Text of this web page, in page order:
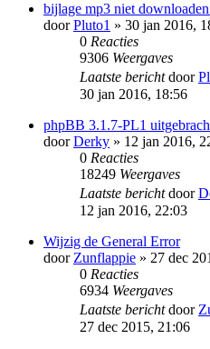
bijlage mp3 niet
doorPluto1 » 30 jan 2016,
0 Reacties
9306 Weergaves
Laatste berichtdoor
30 jan 2016, 18:56
phpBB 3.1.7-PL1
doorDerky » 12 jan 2016,
0 Reacties
18249 Weergaves
Laatste berichtdoor
12 jan 2016, 22:03
Wijzig de General Error
doorZunflappie » 27 dec
0 Reacties
6934 Weergaves
Laatste berichtdoor
27 dec 2015, 21:06